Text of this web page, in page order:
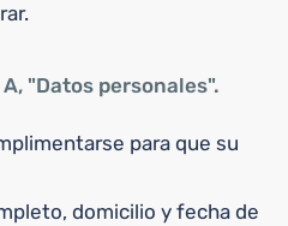
"Datos personales".
para que su
domicilio y fecha de